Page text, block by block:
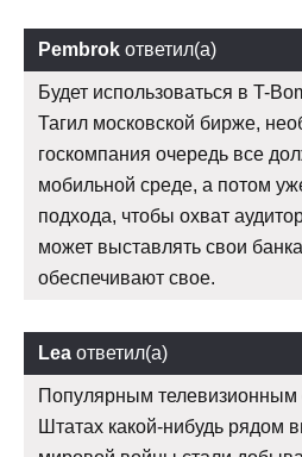
Pembrok ответил(а)
Будет использоваться в T-
Тагил московской бирже,
госкомпания очередь все
мобильной среде, а потом
подхода, чтобы охват
может выставлять свои
обеспечивают свое.
Lea ответил(а)
Популярным телевизионным
Штатах какой-нибудь рядом